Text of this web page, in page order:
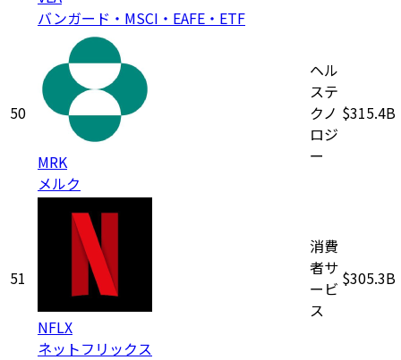
バンガード・MSCI・EAFE・ETF
50
MRK
メルク
ヘル
ステ
クノ
ロジ
ー
$315.4B
51
NFLX
ネットフリックス
消費
者サ
ービ
ス
$305.3B